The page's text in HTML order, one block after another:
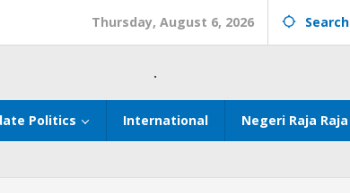
Thursday, August 6, 2026 Search
.
Politics International Negeri Raja Raja